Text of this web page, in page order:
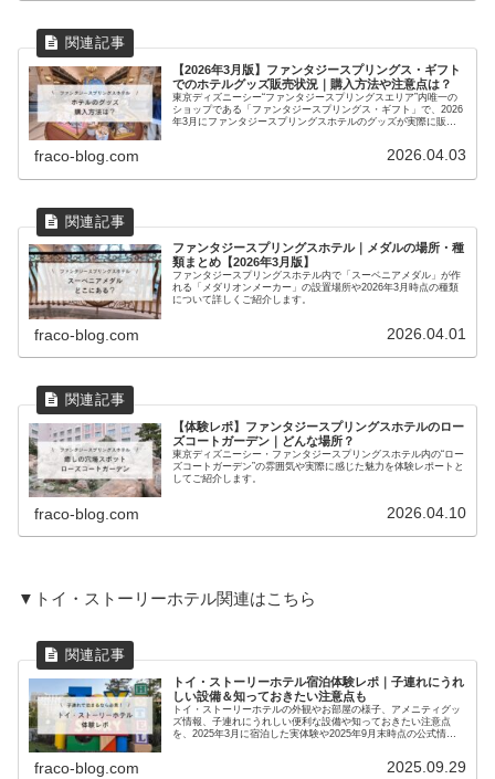
【2026年3月版】ファンタジースプリングス・ギフト
でのホテルグッズ販売状況｜購入方法や注意点は？
東京ディズニーシー“ファンタジースプリングスエリア”内唯一の
ショップである「ファンタジースプリングス・ギフト」で、2026
年3月にファンタジースプリングスホテルのグッズが実際に販売
fraco-blog.com 2026.04.03
ファンタジースプリングスホテル｜メダルの場所・種
類まとめ【2026年3月版】
ファンタジースプリングスホテル内で「スーベニアメダル」が作
れる「メダリオンメーカー」の設置場所や2026年3月時点の種類
について詳しくご紹介します。
fraco-blog.com 2026.04.01
【体験レポ】ファンタジースプリングスホテルのロー
ズコートガーデン｜どんな場所？
東京ディズニーシー・ファンタジースプリングスホテル内の“ロー
ズコートガーデン”の雰囲気や実際に感じた魅力を体験レポートと
してご紹介します。
fraco-blog.com 2026.04.10
▼トイ・ストーリーホテル関連はこちら
トイ・ストーリーホテル宿泊体験レポ｜子連れにうれ
しい設備＆知っておきたい注意点も
トイ・ストーリーホテルの外観やお部屋の様子、アメニティグッ
ズ情報、子連れにうれしい便利な設備や知っておきたい注意点
を、2025年3月に宿泊した実体験や2025年9月末時点の公式情報
fraco-blog.com 2025.09.29